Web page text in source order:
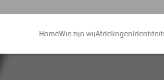
HomeWie zijn wijAfdelingen